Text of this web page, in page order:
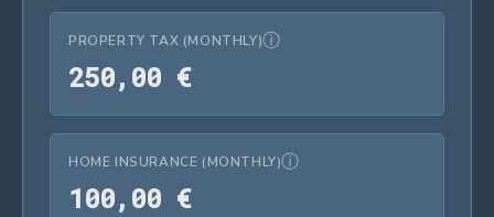
PROPERTY TAX (MONTHLY)ⓘ
250, 00 €250,00 €
HOME INSURANCE (MONTHLY)ⓘ
100, 00 €100,00 €